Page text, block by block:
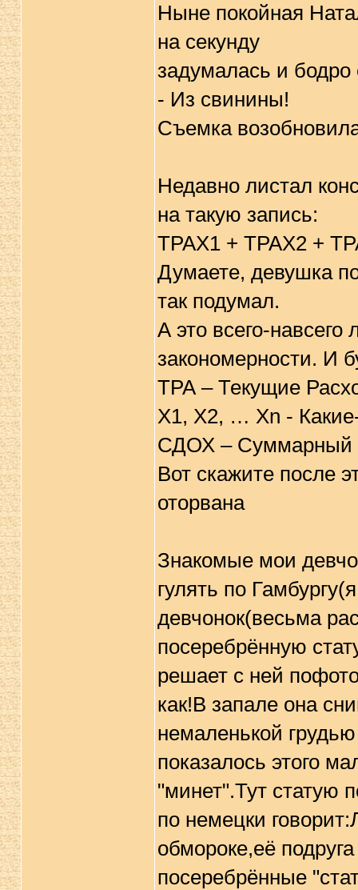
Ныне покойная
на секунду
задумалась и бодро
- Из свинины!
Съемка
Недавно листал
на такую запись:
ТРАХ1 + ТРАХ2 +
Думаете, девушка
так подумал.
А это всего-навсего
закономерности. И
ТРА – Текущие
X1, X2, … Xn -
СДОХ – Суммарный
Вот скажите после
оторвана
Знакомые мои
гулять по
девчонок(весьма
посеребрённую
решает с ней
как!В запале она
немаленькой
показалось этого
"минет".Тут статую
по немецки
обмороке,её
посеребрённые